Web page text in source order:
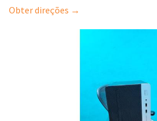
Obter direções →